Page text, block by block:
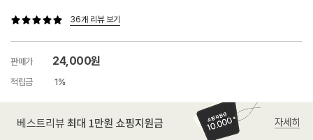
36개 리뷰 보기
판매가 24,000원
적립금 1%